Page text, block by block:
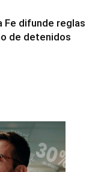
Fe difunde reglas
de detenidos